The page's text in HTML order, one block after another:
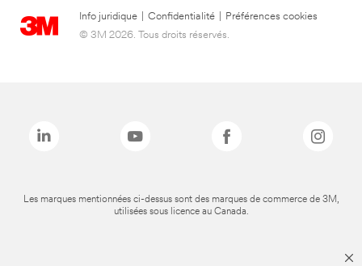
Info juridique Confidentialité
Préférences cookies
© 3M 2026. Tous droits réservés.
Les marques mentionnées ci-dessus sont des marques de commerce de 3M,
utilisées sous licence au Canada.